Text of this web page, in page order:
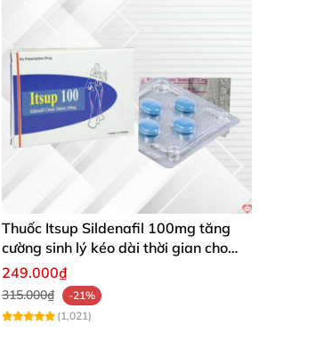
Thuốc Itsup Sildenafil 100mg tăng
cường sinh lý kéo dài thời gian cho
nam
249.000₫
315.000₫
-21%
(1,021)